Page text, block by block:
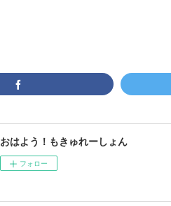
おはよう！もきゅれーしょん
フォロー